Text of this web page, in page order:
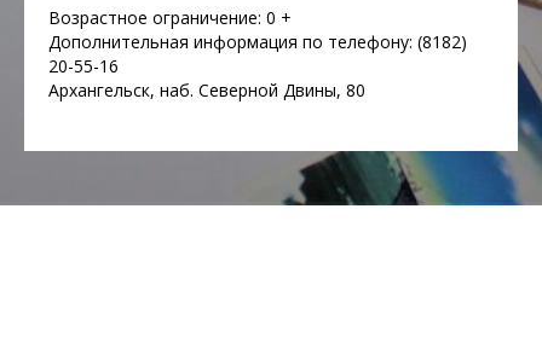
Возрастное ограничение: 0 +
Дополнительная информация по телефону: (8182)
20-55-16
Архангельск, наб. Северной Двины, 80